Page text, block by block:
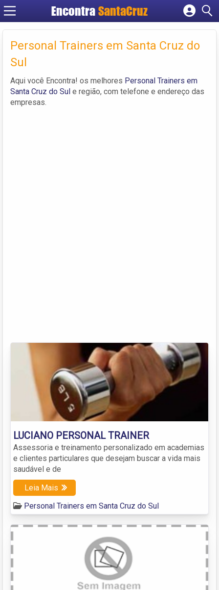
Encontra
Cadastrar empresa
Criar conta
Personal Trainers em Santa Cruz do
Sul
Aqui você Encontra! os melhores Personal Trainers em
Santa Cruz do Sul e região, com telefone e endereço das
empresas.
LUCIANO PERSONAL TRAINER
Assessoria e treinamento personalizado em academias
e clientes particulares que desejam buscar a vida mais
saudável e de
Leia Mais
Personal Trainers em Santa Cruz do Sul